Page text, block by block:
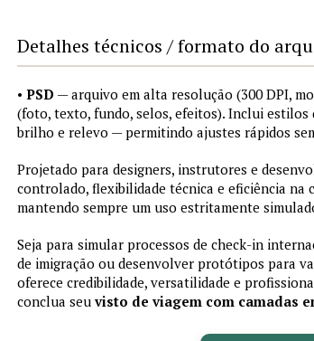
Detalhes técnicos / formato do
• PSD — arquivo em alta resolução (300 DPI,
(foto, texto, fundo, selos, efeitos). Inclui estilos
brilho e relevo — permitindo ajustes rápidos
Projetado para designers, instrutores e
controlado, flexibilidade técnica e eficiência
mantendo sempre um uso estritamente
Seja para simular processos de check-in
de imigração ou desenvolver protótipos para
oferece credibilidade, versatilidade e
conclua seuvisto de viagem com camadas